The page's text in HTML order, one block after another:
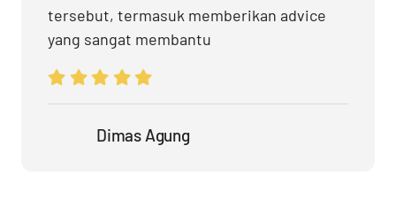
tersebut, termasuk memberikan advice
yang sangat membantu
Dimas Agung